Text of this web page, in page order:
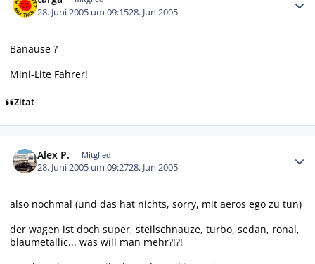
28. Juni 2005 um 09:1528. Jun 2005
Banause ?
Mini-Lite Fahrer!
Zitat
Alex P. Mitglied
28. Juni 2005 um 09:2728. Jun 2005
also nochmal (und das hat nichts, sorry, mit aeros ego zu tun)
der wagen ist doch super, steilschnauze, turbo, sedan, ronal,
blaumetallic... was will man mehr?!?!